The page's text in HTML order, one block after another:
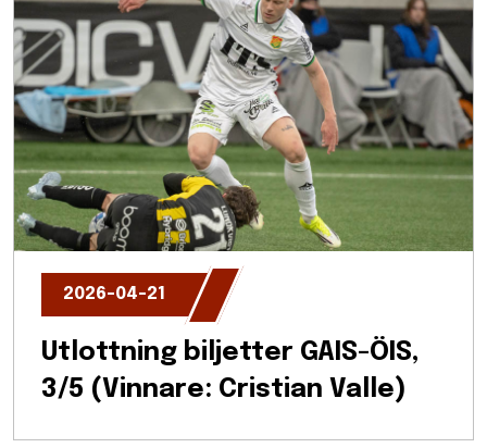
2026-04-21
Utlottning biljetter GAIS-ÖIS,
3/5 (Vinnare: Cristian Valle)